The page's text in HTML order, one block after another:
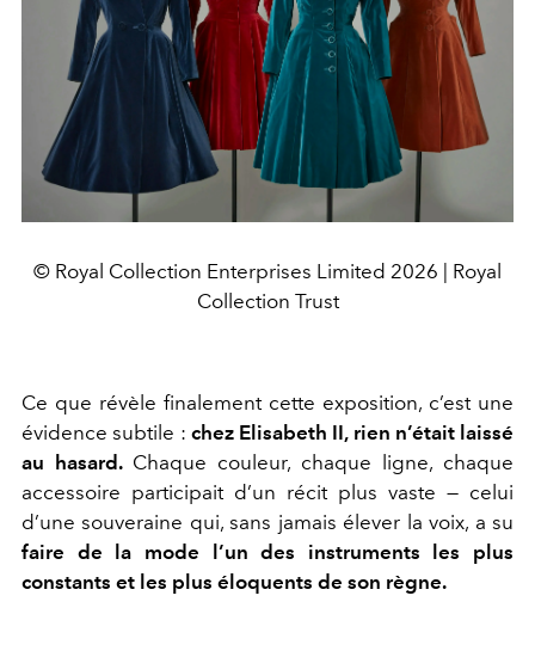
© Royal Collection Enterprises Limited 2026 | Royal
Collection Trust
Ce que révèle finalement cette exposition, c’est une
évidence subtile : chez Elisabeth II, rien n’était laissé
au hasard. Chaque couleur, chaque ligne, chaque
accessoire participait d’un récit plus vaste — celui
d’une souveraine qui, sans jamais élever la voix, a su
faire de la mode l’un des instruments les plus
constants et les plus éloquents de son règne.